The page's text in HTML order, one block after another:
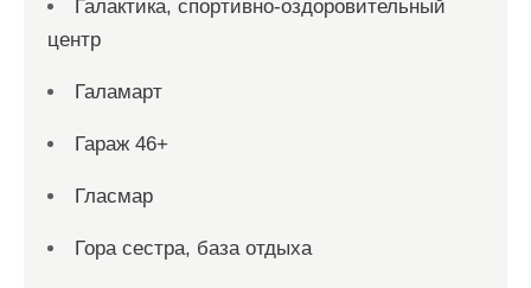
Галактика, спортивно-оздоровительный
центр
Галамарт
Гараж 46+
Гласмар
Гора сестра, база отдыха